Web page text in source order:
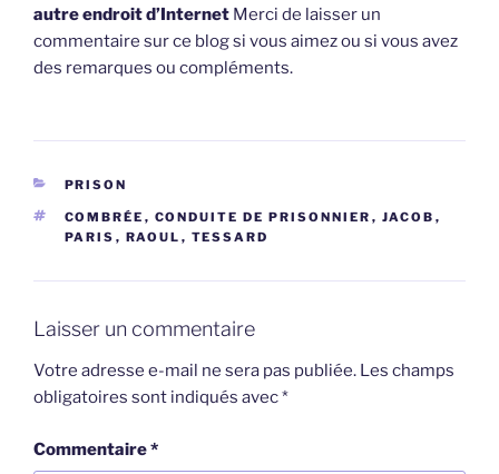
autre endroit d’Internet Merci de laisser un
commentaire sur ce blog si vous aimez ou si vous avez
des remarques ou compléments.
CATÉGORIES
PRISON
ÉTIQUETTES
COMBRÉE , CONDUITE DE PRISONNIER , JACOB ,
PARIS , RAOUL , TESSARD
Laisser un commentaire
Votre adresse e-mail ne sera pas publiée. Les champs
obligatoires sont indiqués avec*
Commentaire*